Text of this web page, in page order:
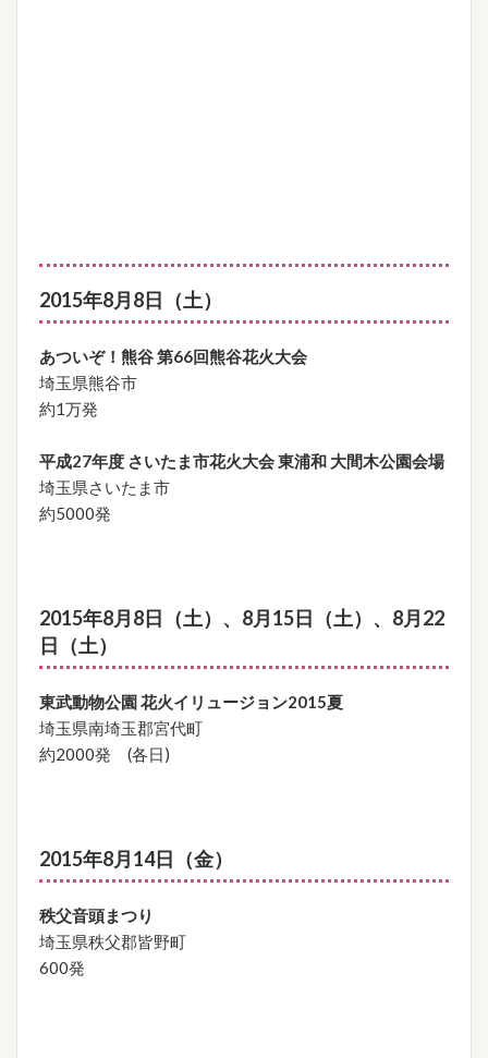
2015年8月8日（土）
あついぞ！熊谷 第66回熊谷花火大会
埼玉県熊谷市
約1万発
平成27年度 さいたま市花火大会 東浦和 大間木公園会場
埼玉県さいたま市
約5000発
2015年8月8日（土）、8月15日（土）、8月22
日（土）
東武動物公園 花火イリュージョン2015夏
埼玉県南埼玉郡宮代町
約2000発 (各日)
2015年8月14日（金）
秩父音頭まつり
埼玉県秩父郡皆野町
600発